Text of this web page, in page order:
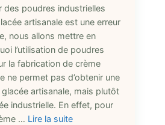
des poudres industrielles
artisanale est une erreur
nous allons mettre en
l’utilisation de poudres
la fabrication de crème
ne permet pas d’obtenir une
artisanale, mais plutôt
industrielle. En effet, pour
… Lire la suite